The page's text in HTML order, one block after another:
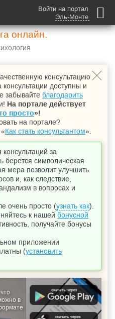
Войти на портал
Эль-Монте
онлайн.
консультацию
доступны и
забывайте благодарить
На портале действует
просто»!
на портале?
Как стать консультантом».
за
берется символическая
мера позволит улучшить
и, как следствие,
в вопросах и
очень просто (узнать как).
к нашей бонусной
получайте бонусы
приложении
(установить
в